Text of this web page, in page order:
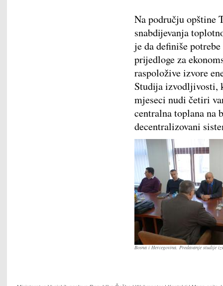
Na području opštine
snabdijevanja
je da definiše
prijedloge za
raspoložive izvore
Studija izvodljivosti,
mjeseci nudi četiri
centralna toplana na
decentralizovani
Bosna i Hercegovina. Predavanje studije